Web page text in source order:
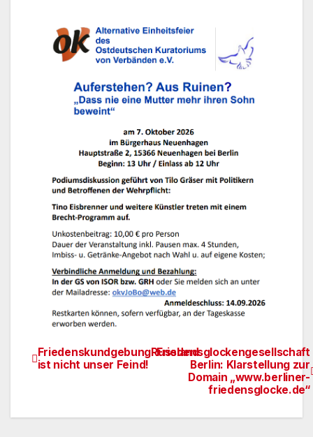
BeitragsnavigationFriedensglockengesellschaft
Berlin: Klarstellung zur
Domain „www.berliner-
friedensglocke.de“
FriedenskundgebungRussland
ist nicht unser Feind!